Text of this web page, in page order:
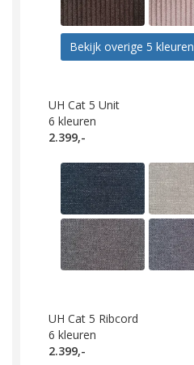
Bekijk overige 5 kleuren
UH Cat 5 Unit
6 kleuren
2.399,-
UH Cat 5 Ribcord
6 kleuren
2.399,-